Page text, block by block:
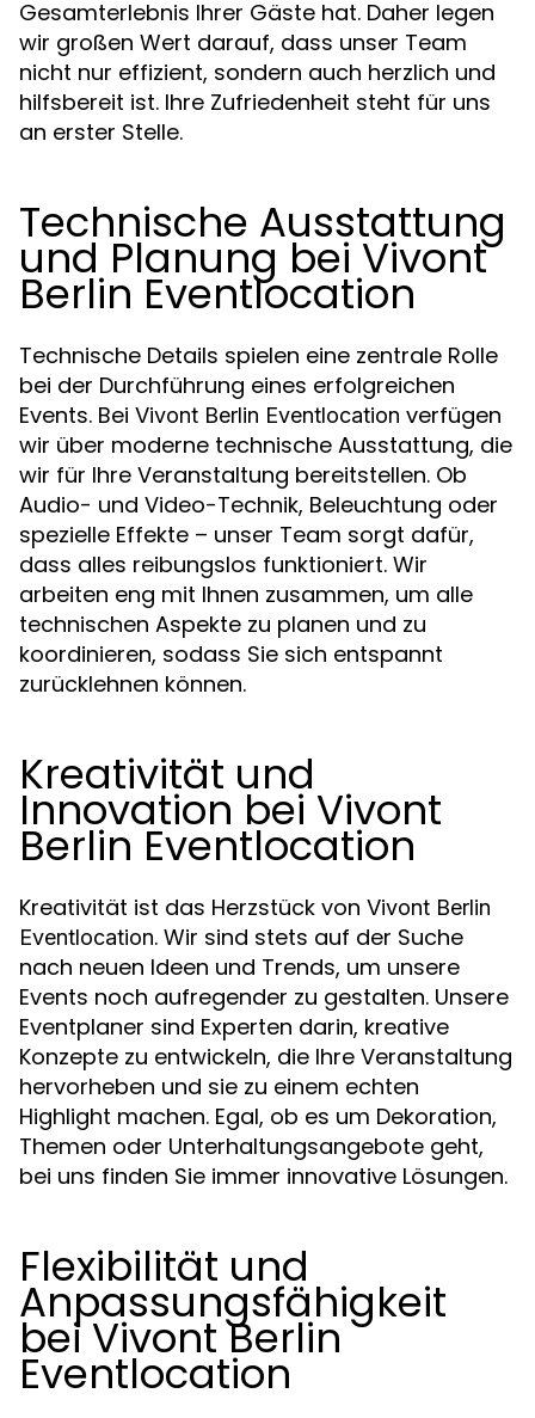
Gesamterlebnis Ihrer Gäste hat. Daher legen
wir großen Wert darauf, dass unser Team
nicht nur effizient, sondern auch herzlich und
hilfsbereit ist. Ihre Zufriedenheit steht für uns
an erster Stelle.
Technische Ausstattung
und Planung bei Vivont
Berlin Eventlocation
Technische Details spielen eine zentrale Rolle
bei der Durchführung eines erfolgreichen
Events. Bei Vivont Berlin Eventlocation verfügen
wir über moderne technische Ausstattung, die
wir für Ihre Veranstaltung bereitstellen. Ob
Audio- und Video-Technik, Beleuchtung oder
spezielle Effekte – unser Team sorgt dafür,
dass alles reibungslos funktioniert. Wir
arbeiten eng mit Ihnen zusammen, um alle
technischen Aspekte zu planen und zu
koordinieren, sodass Sie sich entspannt
zurücklehnen können.
Kreativität und
Innovation bei Vivont
Berlin Eventlocation
Kreativität ist das Herzstück von Vivont Berlin
Eventlocation. Wir sind stets auf der Suche
nach neuen Ideen und Trends, um unsere
Events noch aufregender zu gestalten. Unsere
Eventplaner sind Experten darin, kreative
Konzepte zu entwickeln, die Ihre Veranstaltung
hervorheben und sie zu einem echten
Highlight machen. Egal, ob es um Dekoration,
Themen oder Unterhaltungsangebote geht,
bei uns finden Sie immer innovative Lösungen.
Flexibilität und
Anpassungsfähigkeit
bei Vivont Berlin
Eventlocation